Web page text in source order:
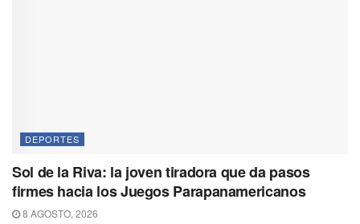
DEPORTES
Sol de la Riva: la joven tiradora que da pasos
firmes hacia los Juegos Parapanamericanos
8 AGOSTO, 2026